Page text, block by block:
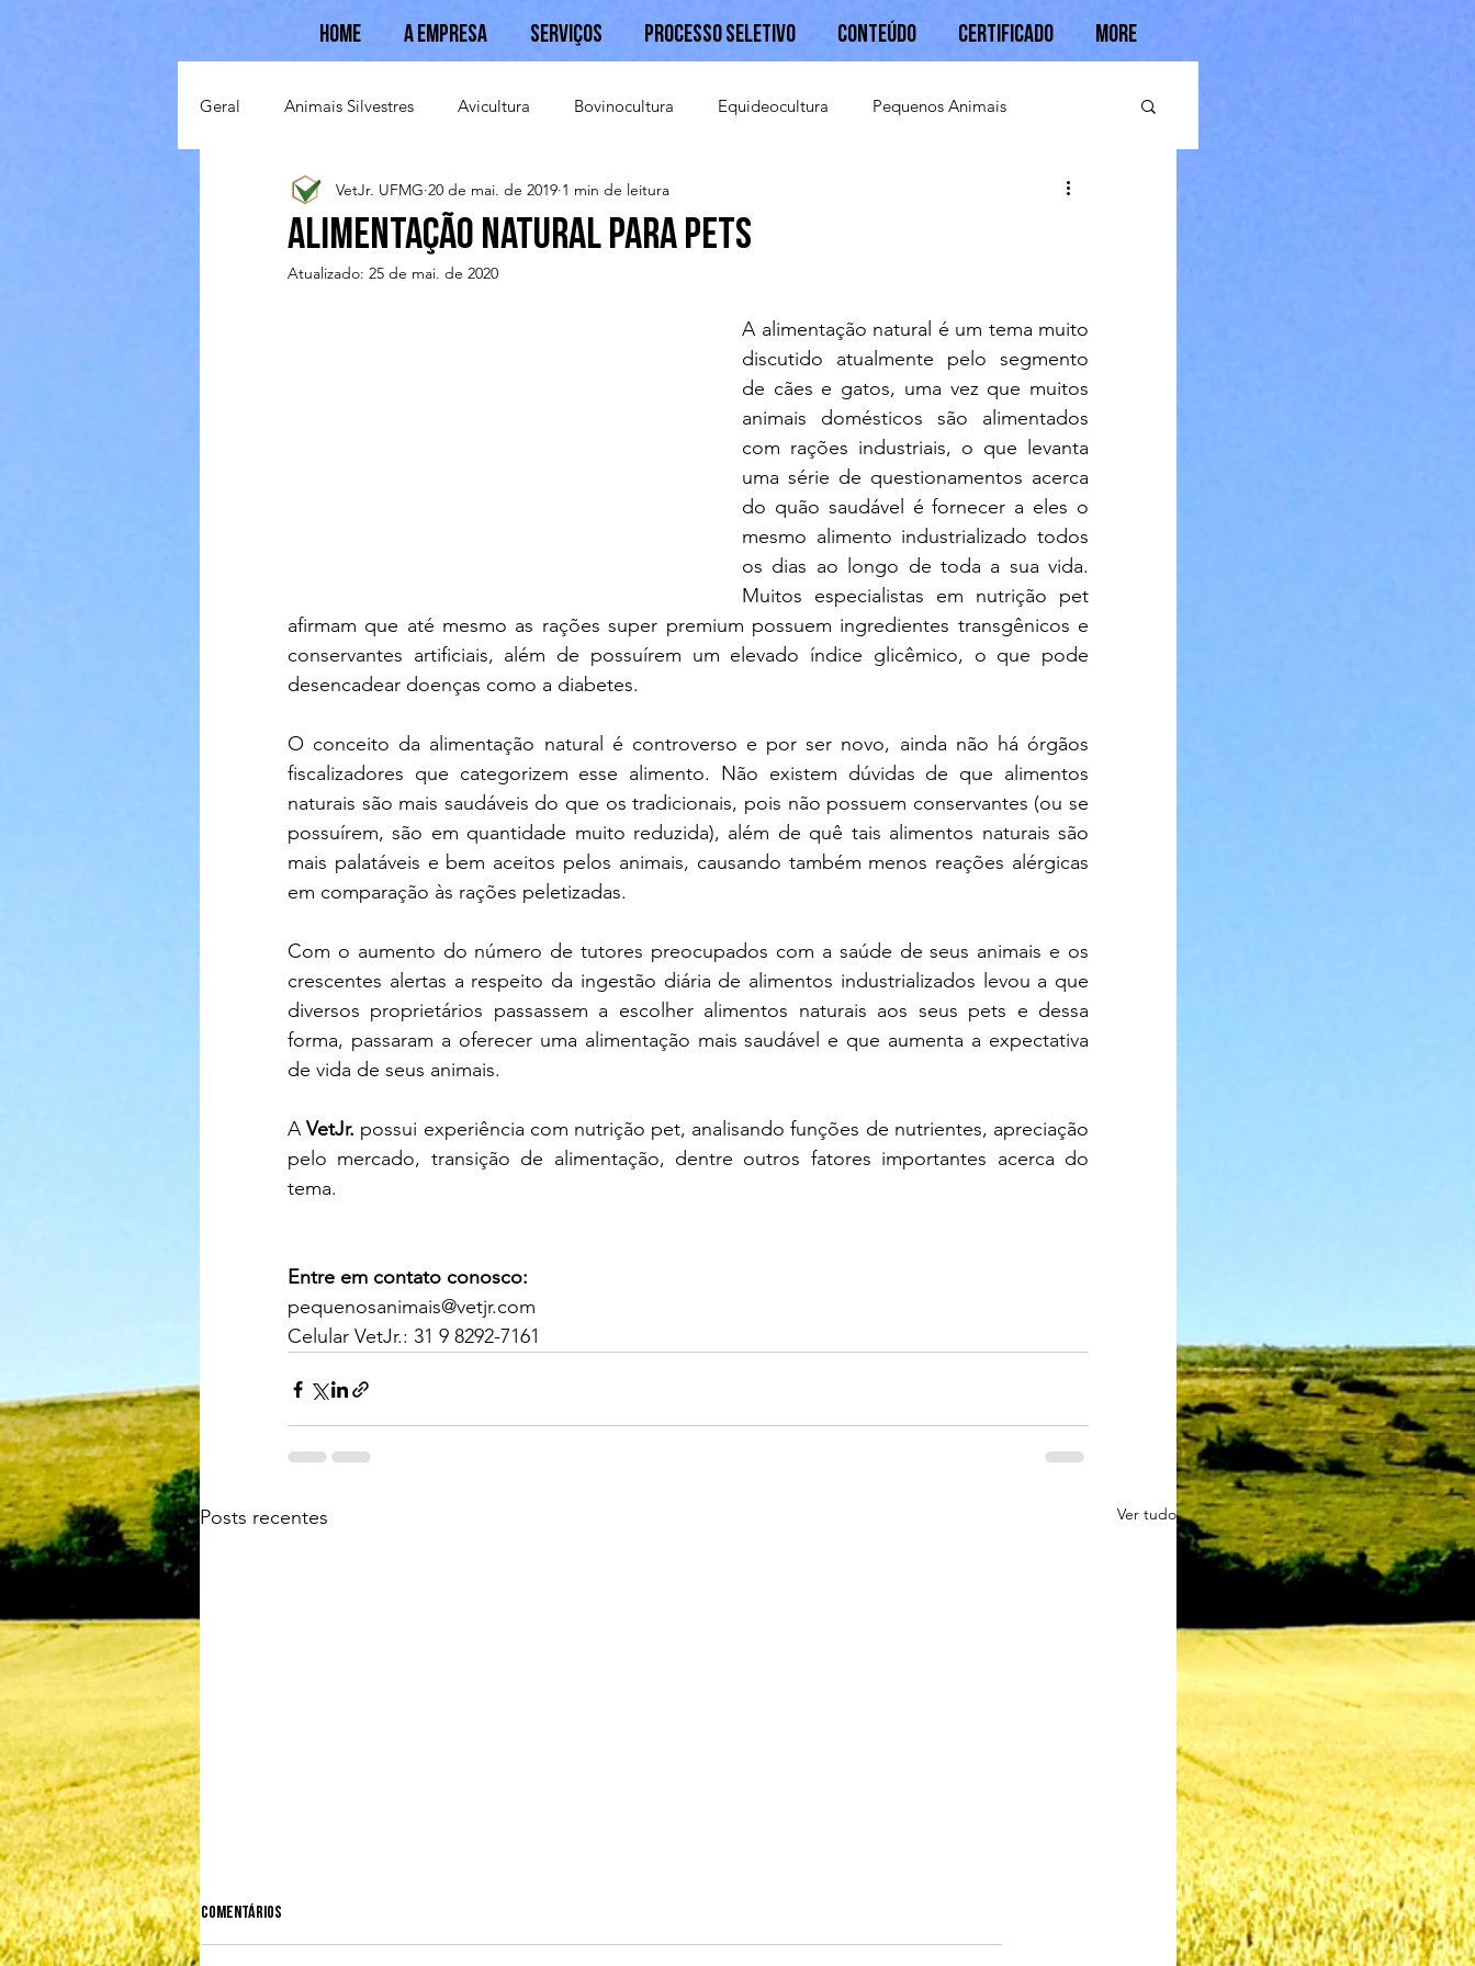
Home A Empresa Serviços Processo Seletivo Conteúdo Certificado More
Geral Animais Silvestres Avicultura Bovinocultura Equideocultura Pequenos Animais
Suinocultura Ovinocultura Caprinocultura
Alimentação natural para pets
VetJr. UFMG 20 de mai. de 2019 1 min de leitura
Atualizado: 25 de mai. de 2020
A alimentação natural é um tema muito
discutido atualmente pelo segmento
de cães e gatos, uma vez que muitos
animais domésticos são alimentados
com rações industriais, o que levanta
uma série de questionamentos acerca
do quão saudável é fornecer a eles o
mesmo alimento industrializado todos
os dias ao longo de toda a sua vida.
Muitos especialistas em nutrição pet
afirmam que até mesmo as rações super premium possuem ingredientes transgênicos e
conservantes artificiais, além de possuírem um elevado índice glicêmico, o que pode
desencadear doenças como a diabetes.
O conceito da alimentação natural é controverso e por ser novo, ainda não há órgãos
fiscalizadores que categorizem esse alimento. Não existem dúvidas de que alimentos
naturais são mais saudáveis do que os tradicionais, pois não possuem conservantes (ou se
possuírem, são em quantidade muito reduzida), além de quê tais alimentos naturais são
mais palatáveis e bem aceitos pelos animais, causando também menos reações alérgicas
em comparação às rações peletizadas.
Com o aumento do número de tutores preocupados com a saúde de seus animais e os
crescentes alertas a respeito da ingestão diária de alimentos industrializados levou a que
diversos proprietários passassem a escolher alimentos naturais aos seus pets e dessa
forma, passaram a oferecer uma alimentação mais saudável e que aumenta a expectativa
de vida de seus animais.
A VetJr. possui experiência com nutrição pet, analisando funções de nutrientes, apreciação
pelo mercado, transição de alimentação, dentre outros fatores importantes acerca do
tema.
Entre em contato conosco:
pequenosanimais@vetjr.com
Celular VetJr.: 31 9 8292-7161
Posts recentes Ver tudo
Comentários